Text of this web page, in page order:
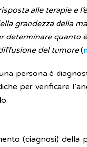
alle terapie e
grandezza della
determinare quanto
del tumore(
persona è
per verificare
(diagnosi) della